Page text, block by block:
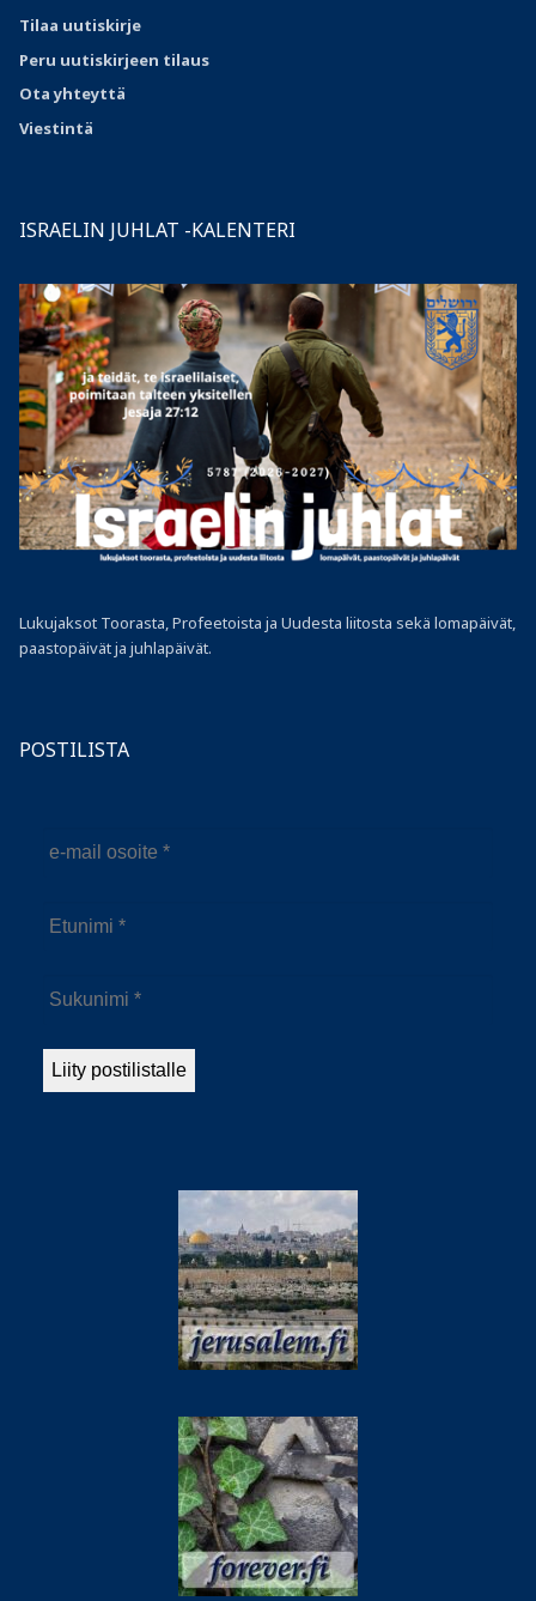
Tilaa uutiskirje
Peru uutiskirjeen tilaus
Otayhteyttä
Viestintä
ISRAELIN JUHLAT -KALENTERI
Lukujaksot Toorasta, Profeetoista ja Uudesta liitosta sekä lomapäivät,
paastopäivät ja juhlapäivät.
POSTILISTA